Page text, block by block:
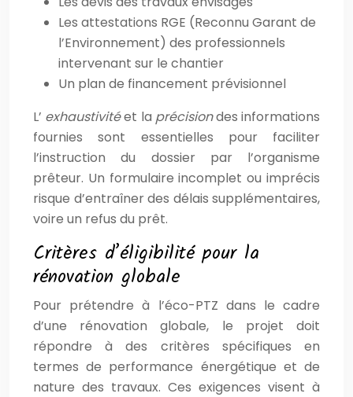
Les attestations RGE (Reconnu Garant de
l’Environnement) des professionnels
intervenant sur le chantier
Un plan de financement prévisionnel
L’ exhaustivitéet la précisiondes informations
fournies sont essentielles pour faciliter
l’instruction du dossier par l’organisme
prêteur. Un formulaire incomplet ou imprécis
risque d’entraîner des délais supplémentaires,
voire un refus du prêt.
Critères d’éligibilité pour la
rénovation globale
Pour prétendre à l’éco-PTZ dans le cadre
d’une rénovation globale, le projet doit
répondre à des critères spécifiques en
termes de performance énergétique et de
nature des travaux. Ces exigences visent à